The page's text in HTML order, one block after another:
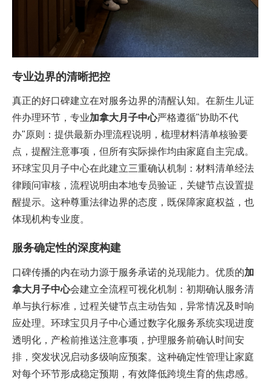
专业边界的清晰把控
真正的好口碑建立在对服务边界的清醒认知。在新生儿证
件办理环节，专业‌加拿大月子中心‌严格遵循"协助不代
办"原则：提供最新办理流程说明，梳理材料清单核验要
点，提醒注意事项，但所有实际操作均由家庭自主完成。
环球宝贝月子中心在此建立三重确认机制：材料清单经法
律顾问审核，流程说明由本地专员验证，关键节点设置提
醒提示。这种尊重法律边界的态度，既保障家庭权益，也
体现机构专业度。
服务确定性的深度构建
口碑传播的内在动力源于服务承诺的兑现能力。优质的‌加
拿大月子中心‌会建立全流程可视化机制：初期确认服务清
单与执行标准，过程关键节点主动告知，异常情况及时响
应处理。环球宝贝月子中心通过数字化服务系统实现进度
透明化，产检前推送注意事项，护理服务前确认时间安
排，突发状况启动多级响应预案。这种确定性管理让家庭
对每个环节形成稳定预期，有效降低跨境生育的焦虑感。